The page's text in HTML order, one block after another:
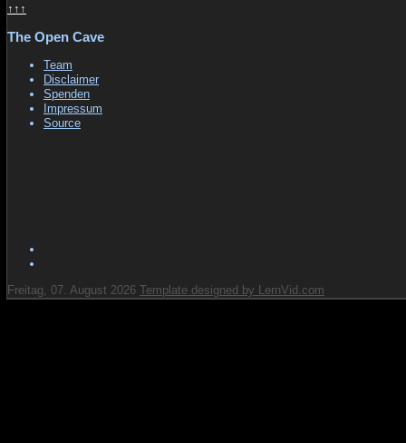
↑↑↑
The Open Cave
Team
Disclaimer
Spenden
Impressum
Source
Freitag, 07. August 2026 Template designed by LernVid.com